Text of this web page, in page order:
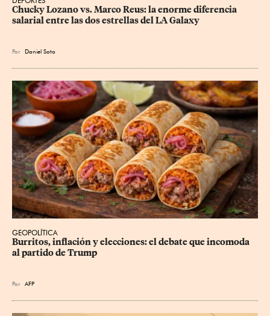
Chucky Lozano vs. Marco Reus: la enorme diferencia
salarial entre las dos estrellas del LA Galaxy
Por Daniel Soto
GEOPOLÍTICA
Burritos, inflación y elecciones: el debate que incomoda
al partido de Trump
Por AFP